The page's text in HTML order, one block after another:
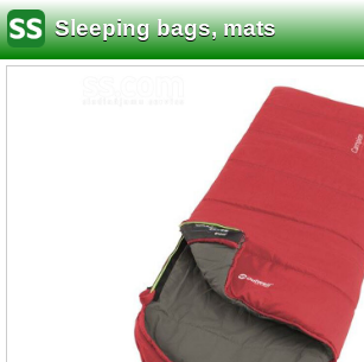
Sleeping bags, mats